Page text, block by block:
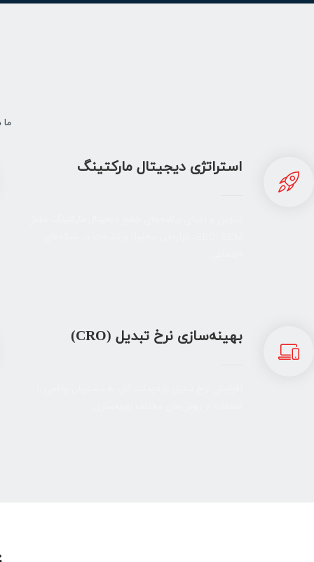
استراتژی دیجیتال مارکتینگ
بهینه‌سازی نرخ تبدیل (CRO)